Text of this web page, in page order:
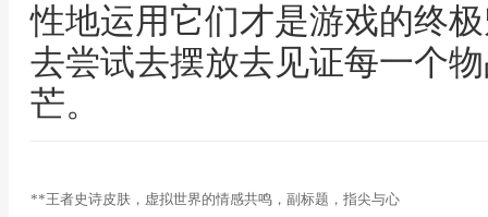
性地运用它们才是游戏的终
去尝试去摆放去见证每一个
芒。
**王者史诗皮肤，虚拟世界的情感共鸣，副标题，指尖与心